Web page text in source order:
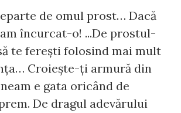
de omul prost… Dacă
încurcat-o! ...De prostul-
te ferești folosind mai mult
Croiește-ți armură din
e gata oricând de
De dragul adevărului